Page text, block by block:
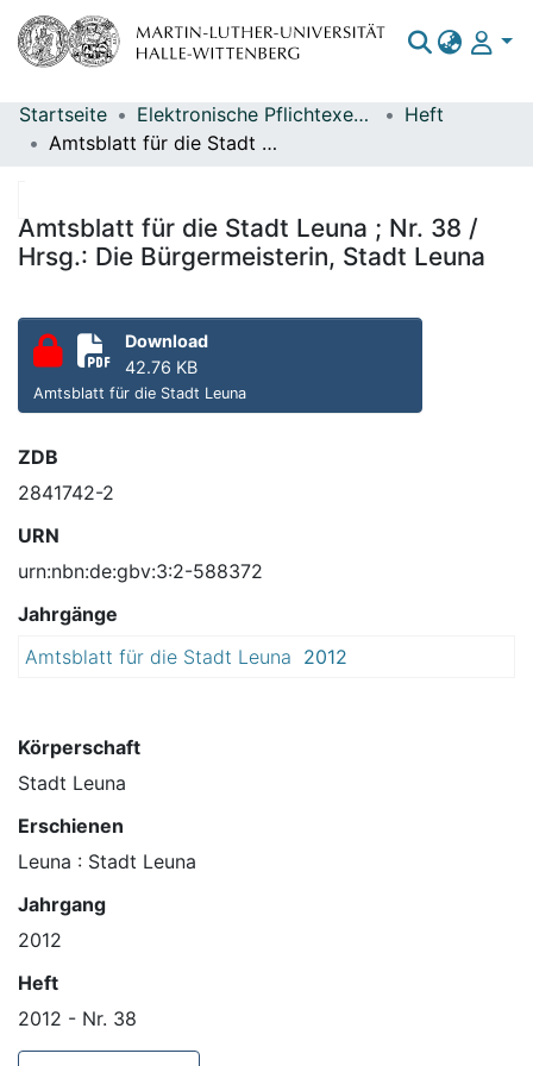
Bereiche & Sammlungen
Statistiken
Startseite Elektronische Pflichtexemplare
Heft
Amtsblatt für die Stadt Leuna ; Nr. 38 / Hrsg.: Die Bürgermeisterin, Stadt Leuna
Amtsblatt für die Stadt Leuna ; Nr. 38 /
Hrsg.: Die Bürgermeisterin, Stadt Leuna
Download
42.76 KB
Amtsblatt für die Stadt Leuna
ZDB
2841742-2
URN
urn:nbn:de:gbv:3:2-588372
Jahrgänge
Amtsblatt für die Stadt Leuna 2012
Körperschaft
Stadt Leuna
Erschienen
Leuna : Stadt Leuna
Jahrgang
2012
Heft
2012 - Nr. 38